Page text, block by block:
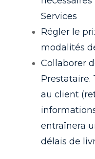
Services
Régler le
modalités
Collaborer
au client
entraînera
délais de